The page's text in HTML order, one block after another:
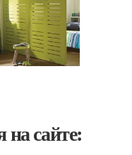
на сайте: